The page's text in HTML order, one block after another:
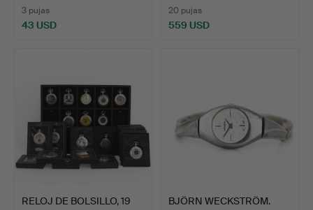
3 pujas
43 USD
20 pujas
559 USD
RELOJ DE BOLSILLO, 19
BJÖRN WECKSTRÖM.